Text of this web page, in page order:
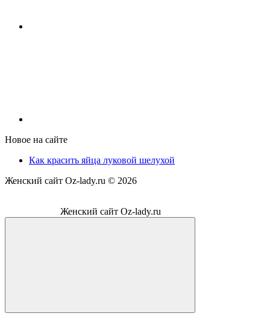
Новое на сайте
Как красить яйца луковой шелухой
Женский сайт Oz-lady.ru © 2026
Женский сайт Oz-lady.ru